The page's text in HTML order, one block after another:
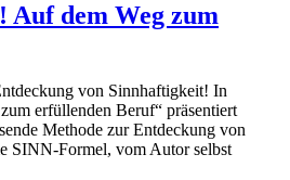
dem Weg zum
von Sinnhaftigkeit! In
erfüllenden Beruf“ präsentiert
Methode zur Entdeckung von
SINN-Formel, vom Autor selbst